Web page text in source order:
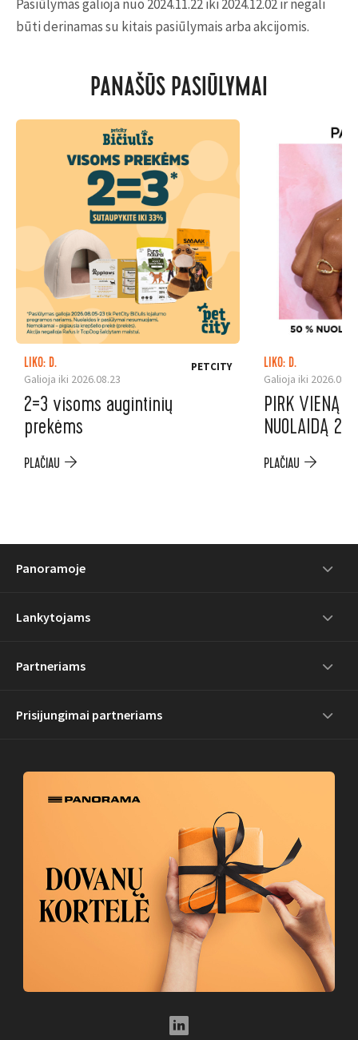
Pasiūlymas galioja nuo 2024.11.22 iki 2024.12.02 ir negali
būti derinamas su kitais pasiūlymais arba akcijomis.
PANAŠŪS PASIŪLYMAI
LIKO: D.
Galioja iki 2026.08.23
PETCITY
2=3 visoms augintinių
prekėms
PLAČIAU
LIKO: D.
Galioja iki
PIRK VIENĄ
NUOLAIDĄ 2-
PLAČIAU
Panoramoje
Lankytojams
Partneriams
Prisijungimai partneriams